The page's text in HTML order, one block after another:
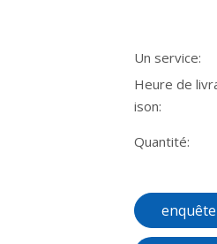
Un service:
Heure de
ison:
Quantité:
enquête